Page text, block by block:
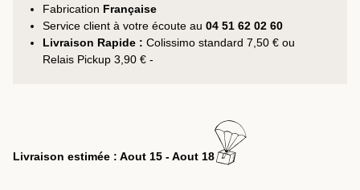
Fabrication Française
Service client à votre écoute au 04 51 62 02 60
Livraison Rapide : Colissimo standard 7,50 € ou
Relais Pickup 3,90 € -
Livraison estimée : Aout 15 - Aout 18